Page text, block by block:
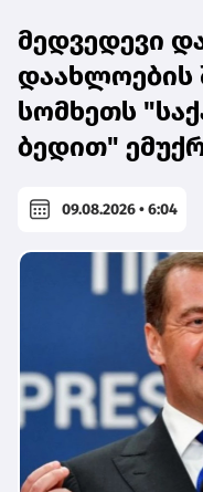
მედვედევი
დაახლოების
სომხეთს
ბედით"
09.08.2026 • 6:04